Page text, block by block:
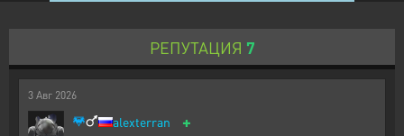
РЕПУТАЦИЯ 7
3 Авг 2026
alexterran +